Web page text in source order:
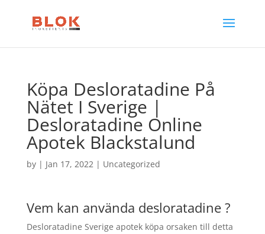
Köpa Desloratadine På
Nätet I Sverige |
Desloratadine Online
Apotek Blackstalund
by | Jan 17, 2022| Uncategorized
Vem kan använda desloratadine ?
Desloratadine Sverige apotek köpa orsaken till detta